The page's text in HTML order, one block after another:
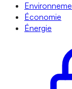
Économie
Énergie